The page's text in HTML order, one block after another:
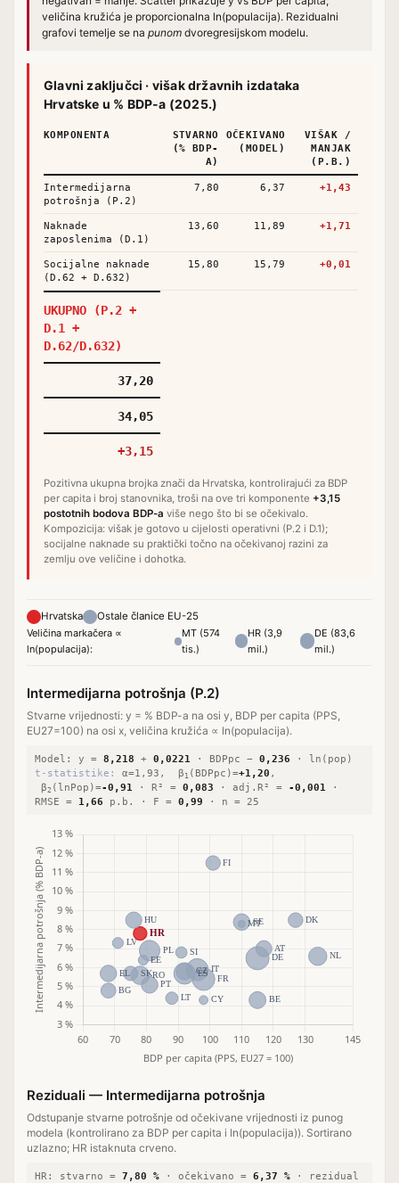
veličina kružića je proporcionalna ln(populacija). Rezidualni
grafovi temelje se na punom dvoregresijskom modelu.
Glavni zaključci · višak državnih izdataka
Hrvatske u % BDP-a (2025.)
KOMPONENTA
STVARNO
(% BDP-
A)
OČEKIVANO
(MODEL)
VIŠAK /
MANJAK
(P.B.)
Intermedijarna
potrošnja (P.2)
7,80 6,37 +1,43
Naknade
zaposlenima (D.1)
13,60 11,89 +1,71
Socijalne naknade
(D.62 + D.632)
15,80 15,79 +0,01
UKUPNO (P.2 +
D.1 +
D.62/D.632)
37,20
34,05
+3,15
Pozitivna ukupna brojka znači da Hrvatska, kontrolirajući za BDP
per capita i broj stanovnika, troši na ove tri komponente +3,15
postotnih bodova BDP-a više nego što bi se očekivalo.
Kompozicija: višak je gotovo u cijelosti operativni (P.2 i D.1);
socijalne naknade su praktički točno na očekivanoj razini za
zemlju ove veličine i dohotka.
Hrvatska
Ostale članice EU-25
Veličina markačera ∝
ln(populacija):
MT (574
tis.)
HR (3,9
mil.)
DE (83,6
mil.)
Intermedijarna potrošnja (P.2)
Stvarne vrijednosti: y = % BDP-a na osi y, BDP per capita (PPS,
EU27=100) na osi x, veličina kružića ∝ ln(populacija).
Model: y = 8,218 + 0,0221 · BDPpc − 0,236 · ln(pop)
t-statistike:
α=1,93, β 1 (BDPpc)=+1,20 ,
β2 (lnPop)=-0,91 · R² = 0,083 · adj.R² = -0,001
·
RMSE = 1,66 p.b. · F = 0,99 · n = 25
Reziduali — Intermedijarna potrošnja
Odstupanje stvarne potrošnje od očekivane vrijednosti iz punog
modela (kontrolirano za BDP per capita i ln(populacija)). Sortirano
uzlazno; HR istaknuta crveno.
HR: stvarno = 7,80 % · očekivano = 6,37 % · rezidual